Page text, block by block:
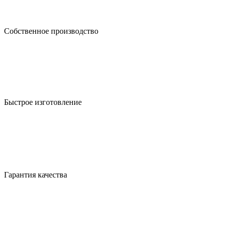
Собственное производство
Быстрое изготовление
Гарантия качества